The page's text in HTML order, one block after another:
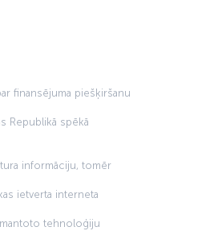
finansējuma piešķiršanu
Republikā spēkā
informāciju, tomēr
ietverta interneta
tehnoloģiju